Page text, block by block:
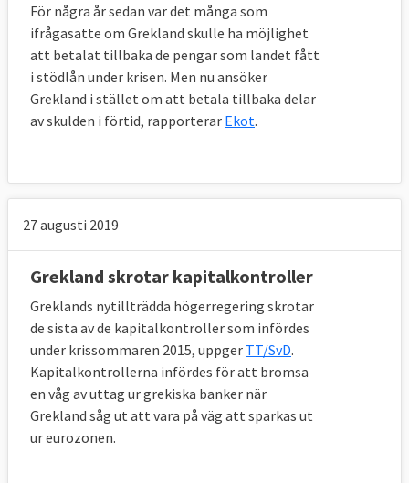
samt Tjeckien och Polen
Totalt
Av summan var det bara4,5 miljarder som
faktiskt betalades ut
lånet blev aldrig utnyttjat. Låneprogrammet
avslutades i januari 2012. Övervakningen
som följde efter programmet avslutades
januari 2015 då landet betalat tillbaka 75
procent av lånet.
Två år efter att Lettland lämnade
krisprogrammet, i januari 2014, införde
landet euron som valuta.
För några år sedan var det många som
ifrågasatte om Grekland skulle ha möjlighet
att betalat tillbaka de pengar som landet fått
i stödlån under krisen. Men nu ansöker
Grekland i stället om att betala tillbaka delar
av skulden i förtid, rapporterar Ekot.
27 augusti 2019
Grekland skrotar kapitalkontroller
Greklands nytillträdda högerregering skrotar
de sista av de kapitalkontroller som infördes
under krissommaren 2015, uppger TT/SvD.
Kapitalkontrollerna infördes för att bromsa
en våg av uttag ur grekiska banker när
Grekland såg ut att vara på väg att sparkas ut
ur eurozonen.